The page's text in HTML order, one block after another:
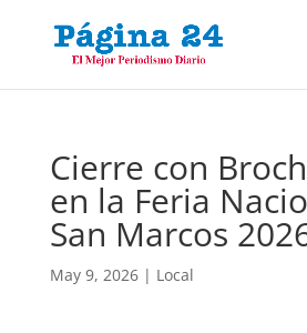
Cierre con
en la Feria
San Marcos
May 9, 2026| Local